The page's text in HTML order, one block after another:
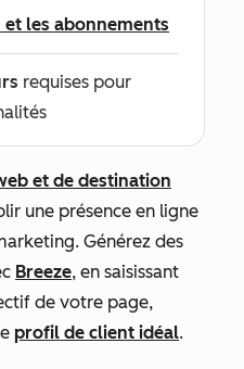
les abonnements
requises pour
et de destination
une présence en ligne
Générez des
Breeze, en saisissant
de votre page,
profil de client idéal.